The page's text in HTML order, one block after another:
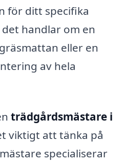
för ditt specifika
handlar om en
eller en
av hela
trädgårdsmästare i
viktigt att tänka på
specialiserar